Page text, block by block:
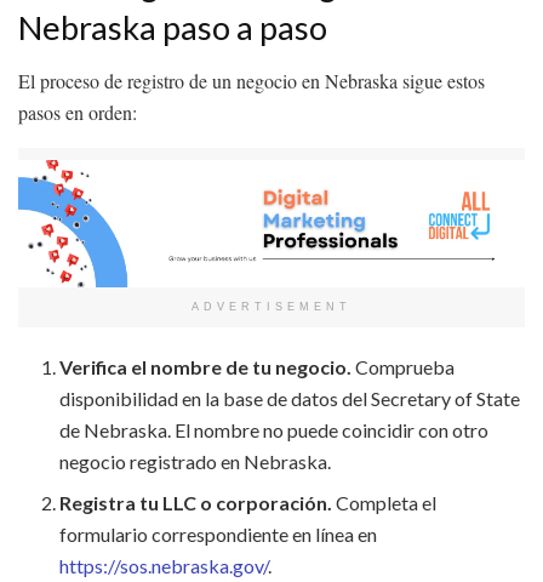
Nebraska paso a paso
El proceso de registro de un negocio en Nebraska sigue estos
pasos en orden:
ADVERTISEMENT
Verifica el nombre de tu negocio. Comprueba
disponibilidad en la base de datos del Secretary of State
de Nebraska. El nombre no puede coincidir con otro
negocio registrado en Nebraska.
Registra tu LLC o corporación. Completa el
formulario correspondiente en línea en
https://sos.nebraska.gov/.